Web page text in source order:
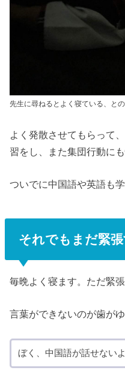
先生に尋ねるとよく寝ている、との
よく発散させてもらって
習をし、また集団行動に
ついでに中国語や英語も学
それでもまだ緊
毎晩よく寝ます。ただ緊
言葉ができないのが歯がゆ
ぼく、中国語が話せないよ